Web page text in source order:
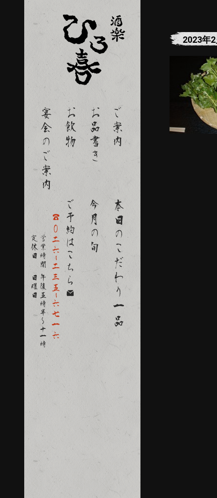
2023年